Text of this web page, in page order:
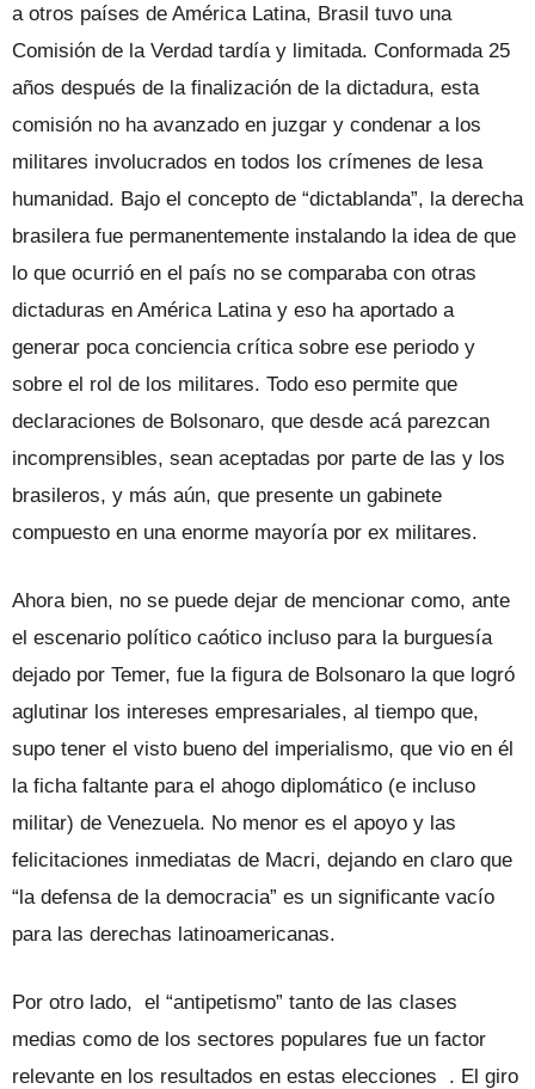
a otros países de América Latina, Brasil tuvo una
Comisión de la Verdad tardía y limitada. Conformada 25
años después de la finalización de la dictadura, esta
comisión no ha avanzado en juzgar y condenar a los
militares involucrados en todos los crímenes de lesa
humanidad. Bajo el concepto de “dictablanda”, la derecha
brasilera fue permanentemente instalando la idea de que
lo que ocurrió en el país no se comparaba con otras
dictaduras en América Latina y eso ha aportado a
generar poca conciencia crítica sobre ese periodo y
sobre el rol de los militares. Todo eso permite que
declaraciones de Bolsonaro, que desde acá parezcan
incomprensibles, sean aceptadas por parte de las y los
brasileros, y más aún, que presente un gabinete
compuesto en una enorme mayoría por ex militares.
Ahora bien, no se puede dejar de mencionar como, ante
el escenario político caótico incluso para la burguesía
dejado por Temer, fue la figura de Bolsonaro la que logró
aglutinar los intereses empresariales, al tiempo que,
supo tener el visto bueno del imperialismo, que vio en él
la ficha faltante para el ahogo diplomático (e incluso
militar) de Venezuela. No menor es el apoyo y las
felicitaciones inmediatas de Macri, dejando en claro que
“la defensa de la democracia” es un significante vacío
para las derechas latinoamericanas.
Por otro lado, el “antipetismo” tanto de las clases
medias como de los sectores populares fue un factor
relevante en los resultados en estas elecciones . El giro